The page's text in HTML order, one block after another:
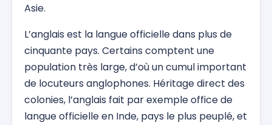
Asie.
L’anglais est la langue officielle dans plus de
cinquante pays. Certains comptent une
population très large, d’où un cumul important
de locuteurs anglophones. Héritage direct des
colonies, l’anglais fait par exemple office de
langue officielle en Inde, pays le plus peuplé, et